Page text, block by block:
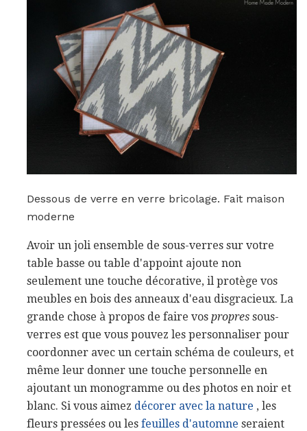
Dessous de verre en verre bricolage. Fait maison
moderne
Avoir un joli ensemble de sous-verres sur votre
table basse ou table d'appoint ajoute non
seulement une touche décorative, il protège vos
meubles en bois des anneaux d'eau disgracieux. La
grande chose à propos de faire vos propres sous-
verres est que vous pouvez les personnaliser pour
coordonner avec un certain schéma de couleurs, et
même leur donner une touche personnelle en
ajoutant un monogramme ou des photos en noir et
blanc. Si vous aimez décorer avec la nature , les
fleurs pressées ou les feuilles d'automne seraient